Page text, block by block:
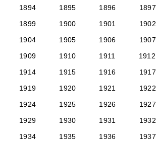
1894
1895 1896 1897
1899
1900 1901 1902
1904
1905 1906 1907
1909
1910 1911 1912
1914
1915 1916 1917
1919
1920 1921 1922
1924
1925 1926 1927
1929
1930 1931 1932
1934
1935 1936 1937